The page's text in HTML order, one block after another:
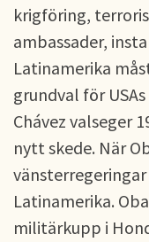
krigföring,
ambassader,
Latinamerika
grundval för
Chávez valseger
nytt skede. När
Latinamerika.
militärkupp i